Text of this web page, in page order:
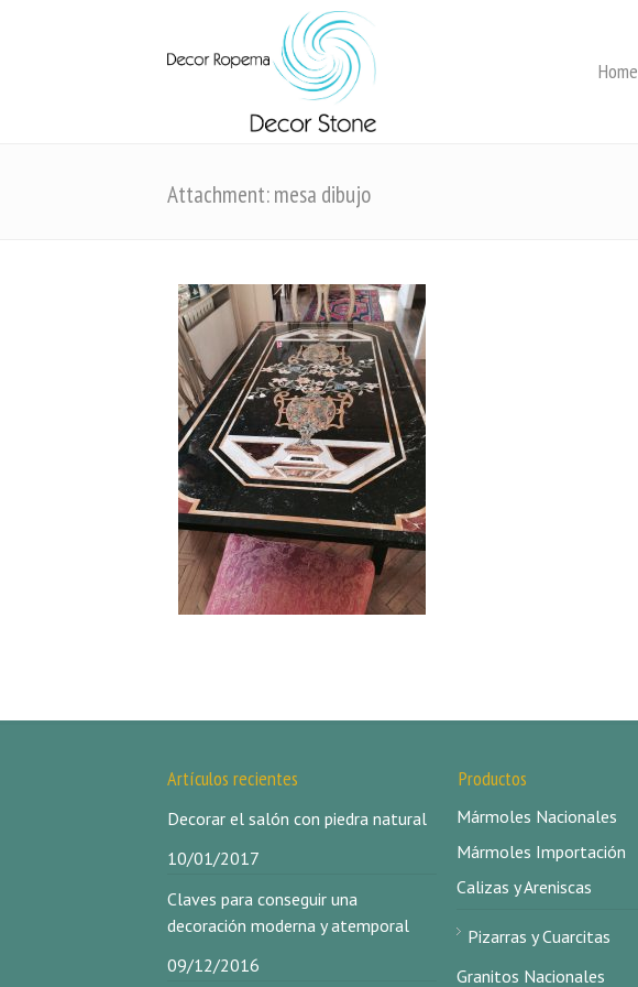
Home
Attachment: mesa dibujo
Artículos recientes
Decorar el salón con piedra natural
10/01/2017
Claves para conseguir una
decoración moderna y atemporal
09/12/2016
Productos
Mármoles Nacionales
Mármoles Importación
Calizas y Areniscas
Pizarras y Cuarcitas
Granitos Nacionales